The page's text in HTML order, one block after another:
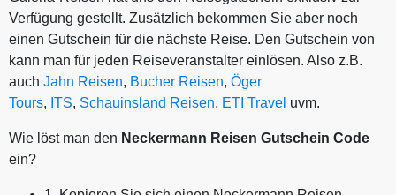
Verfügung gestellt. Zusätzlich bekommen Sie aber noch
einen Gutschein für die nächste Reise. Den Gutschein von
kann man für jeden Reiseveranstalter einlösen. Also z.B.
auch Jahn Reisen, Bucher Reisen, Öger
Tours, ITS, Schauinsland Reisen, ETI Travel uvm.
Wie löst man den Neckermann Reisen Gutschein Code
ein?